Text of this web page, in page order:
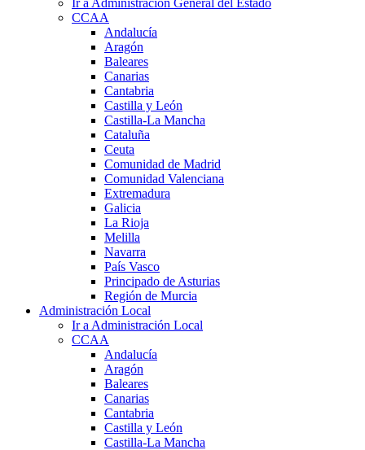
CCAA
Andalucía
Aragón
Baleares
Canarias
Cantabria
Castilla y León
Castilla-La Mancha
Cataluña
Ceuta
Comunidad de Madrid
Comunidad Valenciana
Extremadura
Galicia
La Rioja
Melilla
Navarra
País Vasco
Principado de Asturias
Región de Murcia
Administración Local
Ir a Administración Local
CCAA
Andalucía
Aragón
Baleares
Canarias
Cantabria
Castilla y León
Castilla-La Mancha